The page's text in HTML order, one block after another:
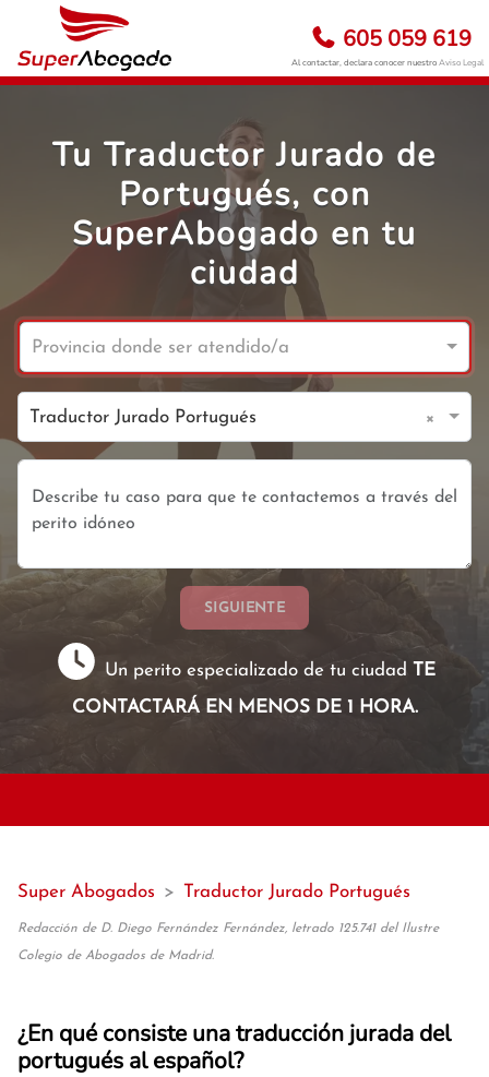
605 059 619
Al contactar, declara conocer nuestroAviso Legal
Tu Traductor Jurado de
Portugués, con
SuperAbogado en tu
ciudad
Provincia donde ser atendido/a
Traductor Jurado Portugués ×
SIGUIENTE
Un perito especializado de tu ciudad TE
CONTACTARÁ EN MENOS DE 1 HORA.
Super Abogados > Traductor Jurado Portugués
Redacción de D. Diego Fernández Fernández, letrado 125.741 del Ilustre
Colegio de Abogados de Madrid.
¿En qué consiste una traducción jurada del
portugués al español?